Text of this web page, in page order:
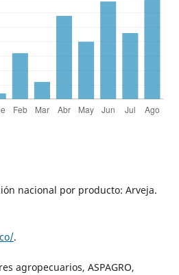
nacional por producto: Arveja.
.
agropecuarios, ASPAGRO,